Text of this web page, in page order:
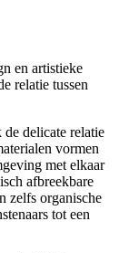
en artistieke
relatie tussen
delicate relatie
vormen
met elkaar
afbreekbare
zelfs organische
tot een